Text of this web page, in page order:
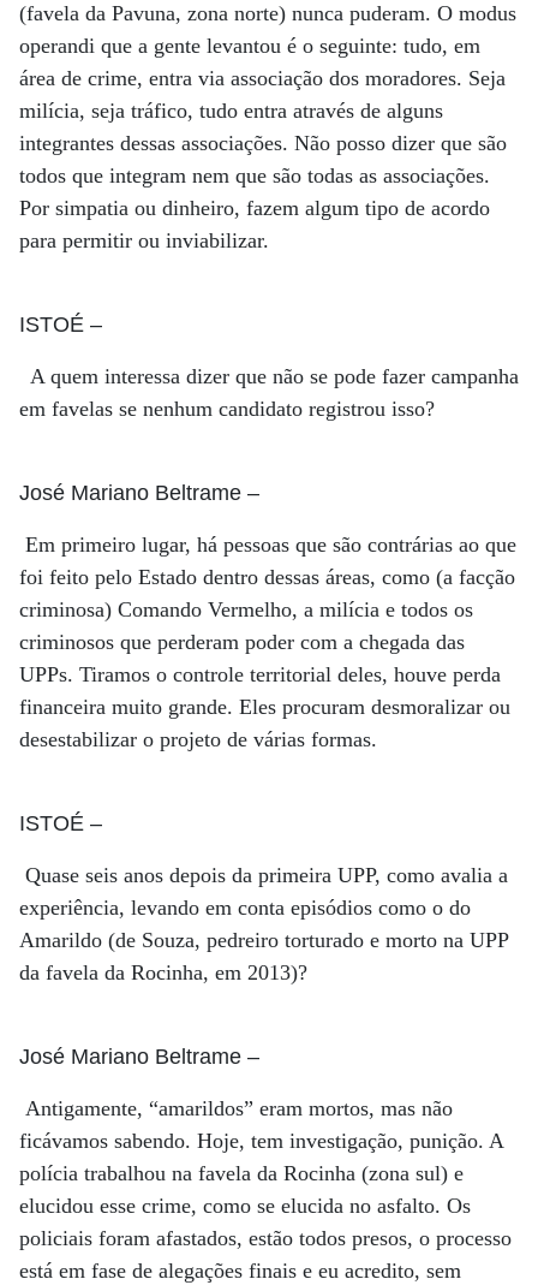
(favela da Pavuna, zona norte) nunca puderam. O modus
operandi que a gente levantou é o seguinte: tudo, em
área de crime, entra via associação dos moradores. Seja
milícia, seja tráfico, tudo entra através de alguns
integrantes dessas associações. Não posso dizer que são
todos que integram nem que são todas as associações.
Por simpatia ou dinheiro, fazem algum tipo de acordo
para permitir ou inviabilizar.
ISTOÉ –
A quem interessa dizer que não se pode fazer campanha
em favelas se nenhum candidato registrou isso?
José Mariano Beltrame –
Em primeiro lugar, há pessoas que são contrárias ao que
foi feito pelo Estado dentro dessas áreas, como (a facção
criminosa) Comando Vermelho, a milícia e todos os
criminosos que perderam poder com a chegada das
UPPs. Tiramos o controle territorial deles, houve perda
financeira muito grande. Eles procuram desmoralizar ou
desestabilizar o projeto de várias formas.
ISTOÉ –
Quase seis anos depois da primeira UPP, como avalia a
experiência, levando em conta episódios como o do
Amarildo (de Souza, pedreiro torturado e morto na UPP
da favela da Rocinha, em 2013)?
José Mariano Beltrame –
Antigamente, “amarildos” eram mortos, mas não
ficávamos sabendo. Hoje, tem investigação, punição. A
polícia trabalhou na favela da Rocinha (zona sul) e
elucidou esse crime, como se elucida no asfalto. Os
policiais foram afastados, estão todos presos, o processo
está em fase de alegações finais e eu acredito, sem